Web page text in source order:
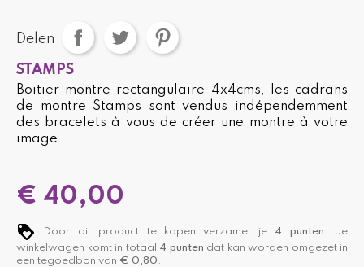
Delen
STAMPS
Boitier montre rectangulaire 4x4cms, les cadrans
de montre Stamps sont vendus indépendemment
des bracelets à vous de créer une montre à votre
image.
€ 40,00
Door dit product te kopen verzamel je 4 punten . Je
winkelwagen komt in totaal 4 punten dat kan worden omgezet in
een tegoedbon van € 0,80 .